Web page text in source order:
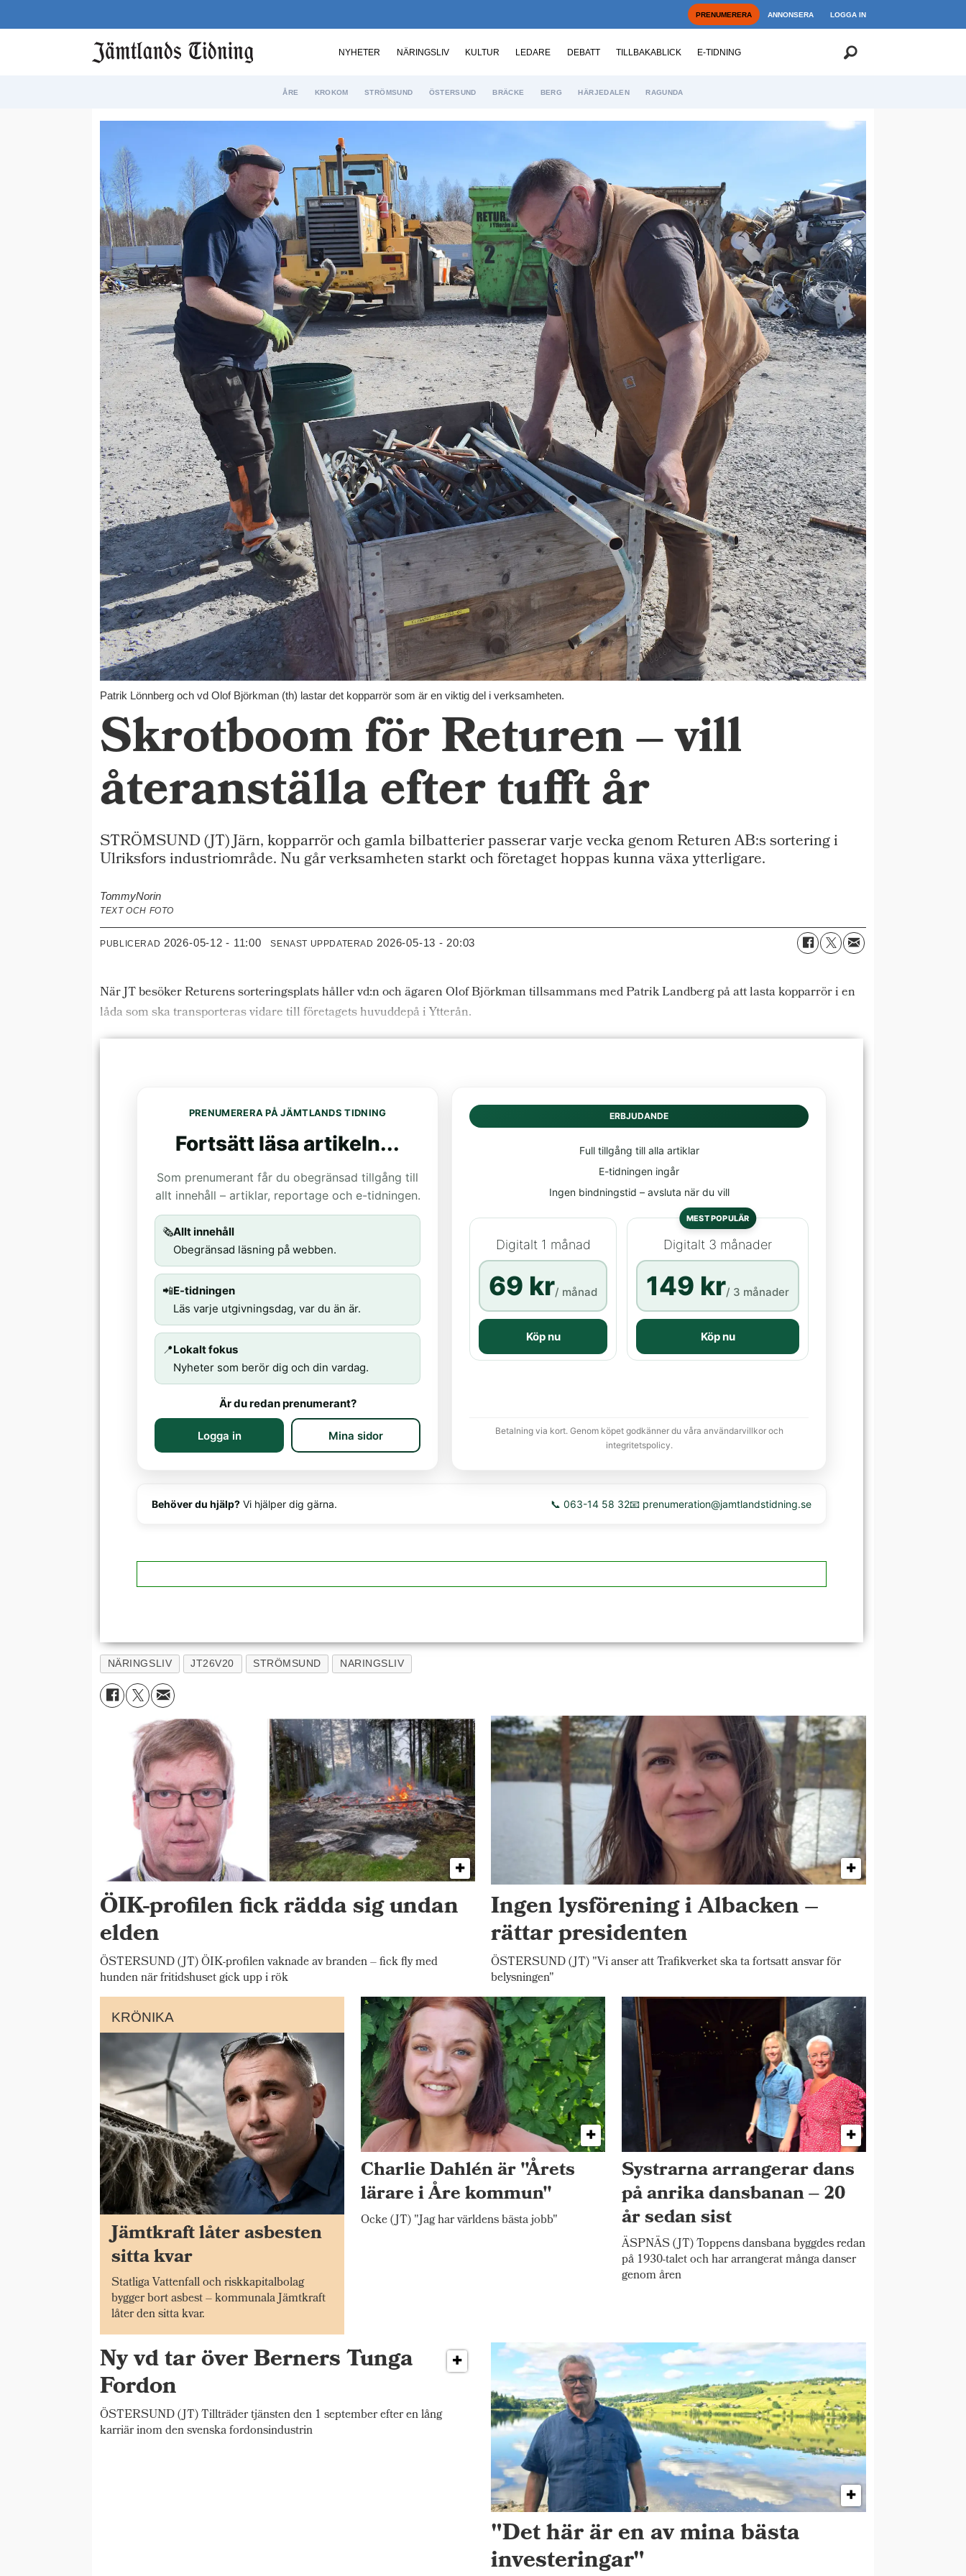
PRENUMERERA ANNONSERA LOGGA IN
NYHETER NÄRINGSLIV KULTUR LEDARE DEBATT TILLBAKABLICK E-TIDNING
ÅRE KROKOM STRÖMSUND ÖSTERSUND BRÄCKE BERG HÄRJEDALEN RAGUNDA
Patrik Lönnberg och vd Olof Björkman (th) lastar det kopparrör som är en viktig del i verksamheten.
Skrotboom för Returen – vill
återanställa efter tufft år
STRÖMSUND (JT) Järn, kopparrör och gamla bilbatterier passerar varje vecka genom Returen AB:s sortering i
Ulriksfors industriområde. Nu går verksamheten starkt och företaget hoppas kunna växa ytterligare.
TommyNorin
TEXT OCH FOTO
PUBLICERAD 2026-05-12 - 11:00 SENAST UPPDATERAD 2026-05-13 - 20:03
När JT besöker Returens sorteringsplats håller vd:n och ägaren Olof Björkman tillsammans med Patrik Landberg på att lasta kopparrör i en
låda som ska transporteras vidare till företagets huvuddepå i Ytterån.
PRENUMERERA PÅ JÄMTLANDS TIDNING
Fortsätt läsa artikeln...
Som prenumerant får du obegränsad tillgång till
allt innehåll – artiklar, reportage och e-tidningen.
🗞️Allt innehåll
Obegränsad läsning på webben.
📲E-tidningen
Läs varje utgivningsdag, var du än är.
📍Lokalt fokus
Nyheter som berör dig och din vardag.
Är du redan prenumerant?
Logga in Mina sidor
ERBJUDANDE
Full tillgång till alla artiklar
E-tidningen ingår
Ingen bindningstid – avsluta när du vill
Digitalt 1 månad
69 kr/ månad
Köp nu
MEST POPULÄR
Digitalt 3 månader
149 kr/ 3 månader
Köp nu
Betalning via kort. Genom köpet godkänner du våra användarvillkor och
integritetspolicy.
Behöver du hjälp? Vi hjälper dig gärna. 📞 063-14 58 32📧 prenumeration@jamtlandstidning.se
NÄRINGSLIV JT26V20 STRÖMSUND NARINGSLIV
ÖIK-profilen fick rädda sig undan
elden
ÖSTERSUND (JT) ÖIK-profilen vaknade av branden – fick fly med
hunden när fritidshuset gick upp i rök
Ingen lysförening i Albacken –
rättar presidenten
ÖSTERSUND (JT) "Vi anser att Trafikverket ska ta fortsatt ansvar för
belysningen"
KRÖNIKA
Jämtkraft låter asbesten
sitta kvar
Statliga Vattenfall och riskkapitalbolag
bygger bort asbest – kommunala Jämtkraft
låter den sitta kvar.
Charlie Dahlén är "Årets
lärare i Åre kommun"
Ocke (JT) "Jag har världens bästa jobb"
Systrarna arrangerar dans
på anrika dansbanan – 20
år sedan sist
ÄSPNÄS (JT) Toppens dansbana byggdes redan
på 1930-talet och har arrangerat många danser
genom åren
Ny vd tar över Berners Tunga
Fordon
ÖSTERSUND (JT) Tillträder tjänsten den 1 september efter en lång
karriär inom den svenska fordonsindustrin
"Det här är en av mina bästa
investeringar"